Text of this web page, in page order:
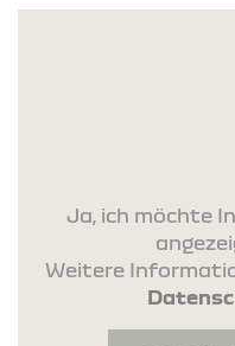
Ja, ich möchte
Weitere